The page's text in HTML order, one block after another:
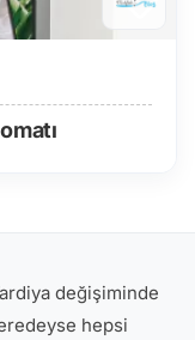
değişiminde
hepsi